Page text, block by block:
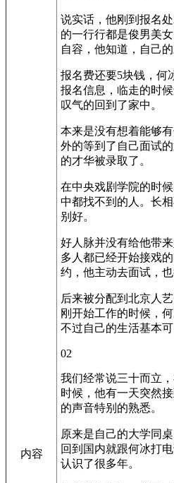
内容
说实话，他刚到报名
的一行行都是俊男美
自容，他知道，自己
报名费还要5块钱，何
报名信息，临走的时
叹气的回到了家中。
本来是没有想着能够
外的等到了自己面试
的才华被录取了。
在中央戏剧学院的时
中都找不到的人。长
别好。
好人脉并没有给他带
多人都已经开始接戏
约，他主动去面试，也
后来被分配到北京人
刚开始工作的时候，
不过自己的生活基本可
02
我们经常说三十而立
时候，他有一天突然
的声音特别的熟悉。
原来是自己的大学同
回到国内就跟何冰打
认识了很多年。